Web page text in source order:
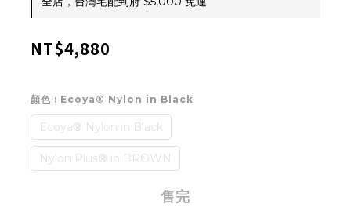
NT$4,880
顏色 : Ecoya® Nylon in Black
Ecoya® Nylon in Black
Nylon Plus® in BROWN
售完